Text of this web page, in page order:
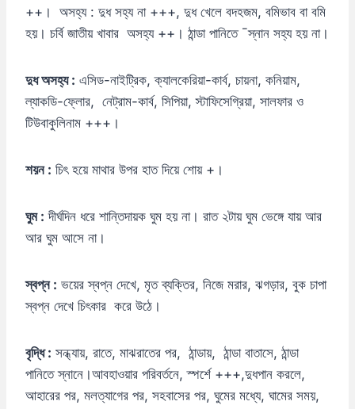
++। অসহ্য : দুধ সহ্য না +++, দুধ খেলে বদহজম, বমিভাব বা বমি
হয়। চর্বি জাতীয় খাবার অসহ্য ++। ঠান্ডা পানিতে ¯স্নান সহ্য হয় না।
দুধঅসহ্য : এসিড-নাইট্রিক, ক্যালকেরিয়া-কার্ব, চায়না, কনিয়াম,
ল্যাকডি-ফ্লোর, নেট্রাম-কার্ব, সিপিয়া, স্টাফিসেগ্রিয়া, সালফার ও
টিউবাকুলিনাম +++।
শয়ন : চিৎ হয়ে মাথার উপর হাত দিয়ে শোয় +।
ঘুম : দীর্ঘদিন ধরে শান্তিদায়ক ঘুম হয় না। রাত ২টায় ঘুম ভেঙ্গে যায় আর
আর ঘুম আসে না।
স্বপ্ন : ভয়ের স্বপ্ন দেখে, মৃত ব্যক্তির, নিজে মরার, ঝগড়ার, বুক চাপা
স্বপ্ন দেখে চিৎকার করে উঠে।
বৃদ্ধি : সন্ধ্যায়, রাতে, মাঝরাতের পর, ঠান্ডায়, ঠান্ডা বাতাসে, ঠান্ডা
পানিতে স্নানে।আবহাওয়ার পরিবর্তনে, স্পর্শে +++,দুধপান করলে,
আহারের পর, মলত্যাগের পর, সহবাসের পর, ঘুমের মধ্যে, ঘামের সময়,